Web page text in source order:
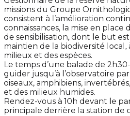
missions du Groupe
consistent à l’amélioration
connaissances, la mise en place
de sensibilisation, dont le but
maintien de la biodiversité local,
milieux et des espèces.
Le temps d’une balade de
guider jusqu’à l’observatoire
oiseaux, amphibiens,
et des milieux humides.
Rendez-vous à 10h devant le
principale derrière la station de